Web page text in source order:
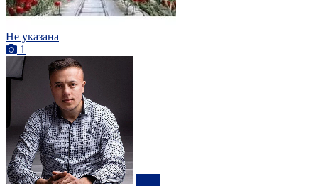
Не указана
1